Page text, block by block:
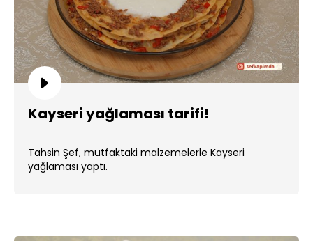
Kayseri yağlaması tarifi!
Tahsin Şef, mutfaktaki malzemelerle Kayseri
yağlaması yaptı.